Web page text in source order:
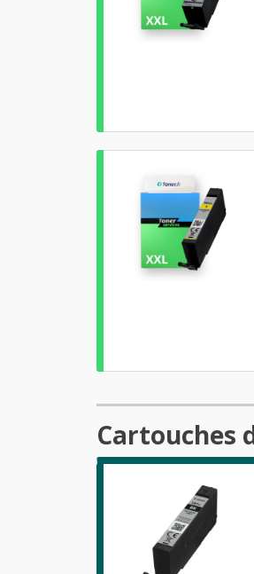
Cartouches